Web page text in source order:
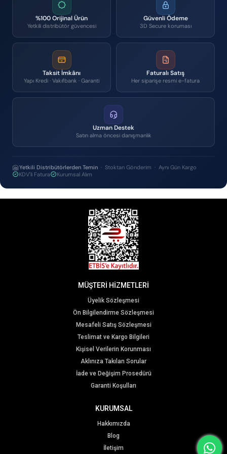
%100 Orijinal Ürün
Yetkili distribütör güvencesi
Güvenli Ödeme
3D Secure koruması
Taksit İmkânı
Yapı Kredi · Vakıfbank · Garanti
Faturalı Satış
Her siparişe resmi e-fatura
Uzman Destek
Satın alma öncesi danışmanlık
Yetkili Distribütörlerden Temin · Stoktan Gönderim · Aynı Gün Kargo
KDV'li Fatura
Kurumsal Alım
MÜŞTERİ HİZMETLERİ
Üyelik Sözleşmesi
Ön Bilgilendirme Sözleşmesi
Mesafeli Satış Sözleşmesi
Teslimat ve Kargo Bilgileri
Kişisel Verilerin Korunması
Aklınıza Takılan Sorular
İade ve Değişim Prosedürü
Garanti Koşulları
KURUMSAL
Hakkımızda
Blog
İletişim